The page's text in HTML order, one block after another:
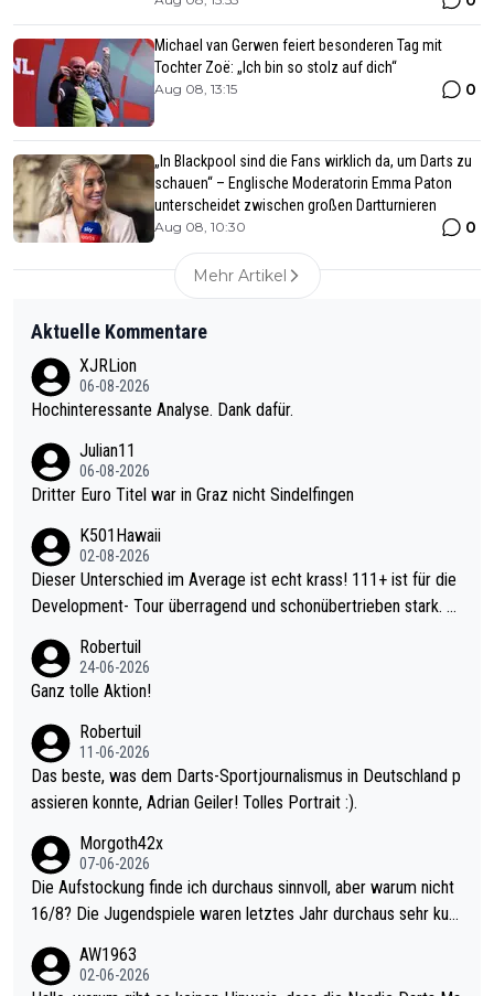
Michael van Gerwen feiert besonderen Tag mit
Tochter Zoë: „Ich bin so stolz auf dich“
Aug 08, 13:15 0
„In Blackpool sind die Fans wirklich da, um Darts zu
schauen“ – Englische Moderatorin Emma Paton
unterscheidet zwischen großen Dartturnieren
Aug 08, 10:30 0
Mehr Artikel
Aktuelle Kommentare
XJRLion
06-08-2026
Hochinteressante Analyse. Dank dafür.
Julian11
06-08-2026
Dritter Euro Titel war in Graz nicht Sindelfingen
K501Hawaii
02-08-2026
Dieser Unterschied im Average ist echt krass! 111+ ist für die
Development- Tour überragend und schonübertrieben stark. U
mal 40+ erst recht. Da gewinnst keinen Blumentopf - ist ja noc
h krasser wie ein Pokalspiel eines Kreisligisten vs einem Bund
Robertuil
24-06-2026
Ganz tolle Aktion!
Robertuil
11-06-2026
Das beste, was dem Darts-Sportjournalismus in Deutschland p
assieren konnte, Adrian Geiler! Tolles Portrait :).
Morgoth42x
07-06-2026
Die Aufstockung finde ich durchaus sinnvoll, aber warum nicht
16/8? Die Jugendspiele waren letztes Jahr durchaus sehr kurz
Allerdings ist Mitchell Lawrie als Nummer 1 der Welt eh qualifi
AW1963
02-06-2026